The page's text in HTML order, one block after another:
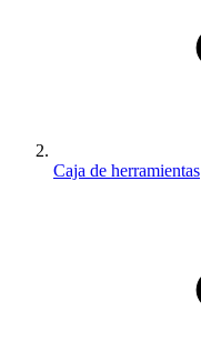
Caja de herramientas